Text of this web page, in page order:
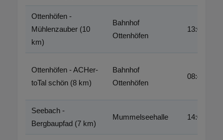
Ottenhöfen -
Mühlenzauber (10
km)
Bahnhof
Ottenhöfen
13:00
Ottenhöfen - ACHer-
toTal schön (8 km)
Bahnhof
Ottenhöfen
08:40
Seebach -
Bergbaupfad (7 km)
Mummelseehalle 14:00